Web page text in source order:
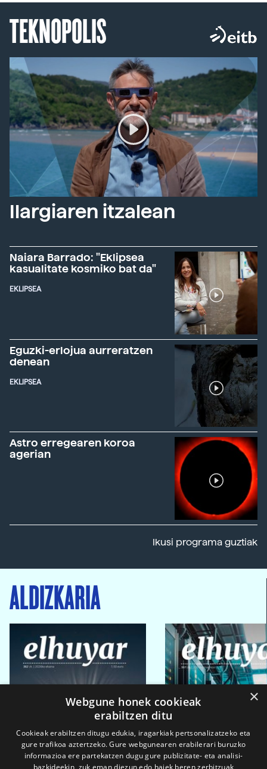
TEKNOPOLIS
Ilargiaren itzalean
Naiara Barrado: "Eklipsea
kasualitate kosmiko bat da"
EKLIPSEA
Eguzki-erlojua aurreratzen
denean
EKLIPSEA
Astro erregearen koroa
agerian
Ikusi programa guztiak
ALDIZKARIA
×
Webgune honek cookieak
erabiltzen ditu
Cookieak erabiltzen ditugu edukia, iragarkiak pertsonalizatzeko eta
gure trafikoa aztertzeko. Gure webgunearen erabilerari buruzko
informazioa ere partekatzen dugu gure publizitate- eta analisi-
bazkideekin, zuk eman diezun edo haiek beren zerbitzuak